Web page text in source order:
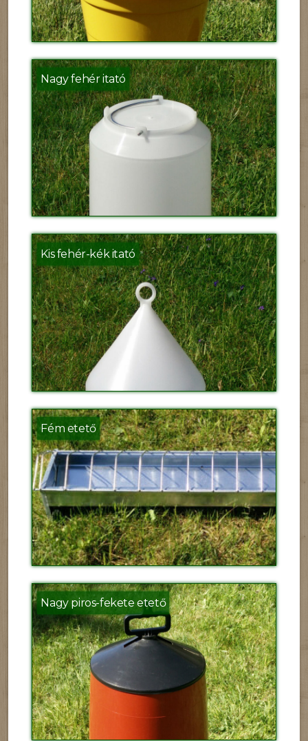
Nagy fehér itató
Kis fehér-kék itató
Fém etető
Nagy piros-fekete etető